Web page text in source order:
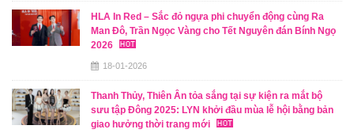
HLA In Red – Sắc đỏ ngựa phi chuyển động cùng Ra
Man Đô, Trần Ngọc Vàng cho Tết Nguyên đán Bính Ngọ
2026
18-01-2026
Thanh Thủy, Thiên Ân tỏa sắng tại sự kiện ra mắt bộ
sưu tập Đông 2025: LYN khởi đầu mùa lễ hội bằng bản
giao hưởng thời trang mới